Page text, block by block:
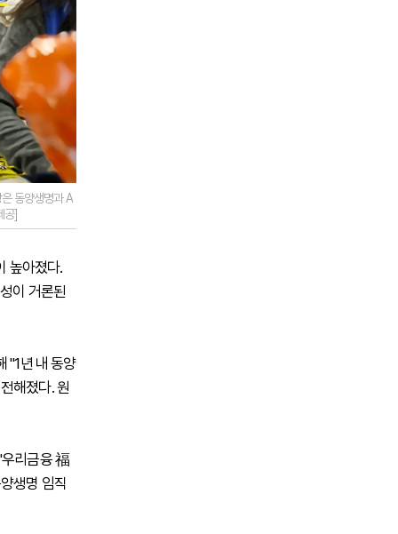
동양생명과 A
공]
높아졌다.
이 거론된
"1년 내 동양
해졌다. 원
리금융 福
생명 임직